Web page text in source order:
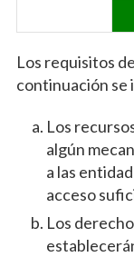
Los requisitos
continuación se
Los
algún
a las
acceso
Los